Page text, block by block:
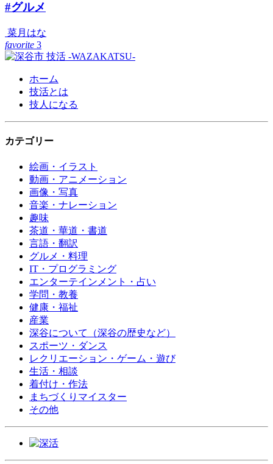
#グルメ
菜月はな
favorite 3
ホーム
技活とは
技人になる
カテゴリー
絵画・イラスト
動画・アニメーション
画像・写真
音楽・ナレーション
趣味
茶道・華道・書道
言語・翻訳
グルメ・料理
IT・プログラミング
エンターテインメント・占い
学問・教養
健康・福祉
産業
深谷について（深谷の歴史など）
スポーツ・ダンス
レクリエーション・ゲーム・遊び
生活・相談
着付け・作法
まちづくりマイスター
その他